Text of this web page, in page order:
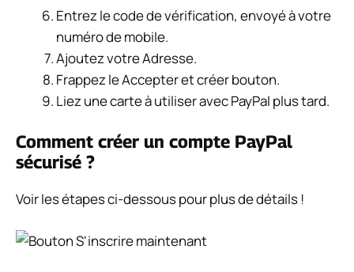
Entrez le code de vérification, envoyé à votre
numéro de mobile.
Ajoutez votreAdresse.
Frappez leAccepter et créerbouton.
Liez une carte à utiliser avec PayPal plus tard.
Comment créer un compte PayPal
sécurisé ?
Voir les étapes ci-dessous pour plus de détails !